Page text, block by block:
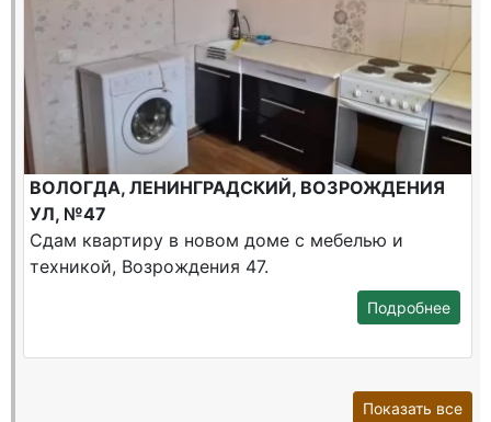
ВОЛОГДА, ЛЕНИНГРАДСКИЙ, ВОЗРОЖДЕНИЯ
УЛ, №47
Сдам квартиру в новом доме с мебелью и
техникой, Возрождения 47.
Подробнее
Показать все